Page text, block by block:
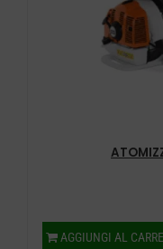
AGGIUNGI AL